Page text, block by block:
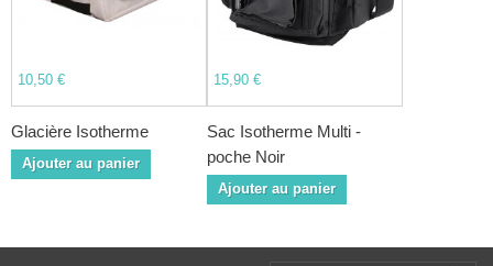
10,50 €
Glacière Isotherme
Ajouter au panier
15,90 €
Sac Isotherme Multi -
poche Noir
Ajouter au panier